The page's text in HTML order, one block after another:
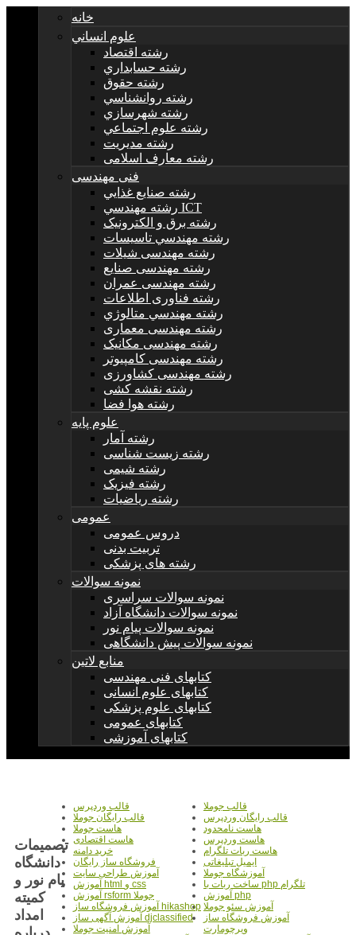
خانه
علوم انساني
رشته اقتصاد
رشته حسابداري
رشته حقوق
رشته روانشناسي
رشته شهرسازي
رشته علوم اجتماعي
رشته مديريت
رشته معارف اسلامی
فنی مهندسی
رشته صنايع غذايي
رشته مهندسي ICT
رشته برق و الکترونيک
رشته مهندسي تاسيسات
رشته مهندسی شیلات
رشته مهندسی صنایع
رشته مهندسی عمران
رشته فناوری اطلاعات
رشته مهندسي متالوژي
رشته مهندسی معماری
رشته مهندسی مکانیک
رشته مهندسی کامپیوتر
رشته مهندسی کشاورزی
رشته نقشه کشی
رشته هوا فضا
علوم پایه
رشته آمار
رشته زیست شناسی
رشته شیمی
رشته فیزیک
رشته ریاضیات
عمومی
دروس عمومی
تربیت بدنی
رشته های پزشکی
نمونه سوالات
نمونه سوالات سراسری
نمونه سوالات دانشگاه آزاد
نمونه سوالات پیام نور
نمونه سوالات پیش دانشگاهی
منابع لاتین
کتابهای فنی مهندسی
کتابهای علوم انسانی
کتابهای علوم پزشکی
کتابهای عمومی
کتابهای آموزشی
قالب جوملا
قالب وردپرس
قالب رایگان وردپرس
قالب رایگان جوملا
هاست نامحدود
هاست جوملا
هاست وردپرس
هاست اقتصادی
هاست ربات تلگرام
خرید دامنه
ایمیل تبلیغاتی
فروشگاه ساز رایگان
آموزشگاه جوملا
آموزش طراحی سایت
ساخت ربات با php تلگرام
آموزش html و css
آموزش php
آموزش rsform جوملا
آموزش سئو جوملا آموزش فروشگاه ساز hikashop
آموزش فروشگاه ساز
ویرچومارت
آموزش آگهی ساز djclassified
آموزش امنیت جوملا
تصمیمات
دانشگاه
یام نور و
کمیته
امداد